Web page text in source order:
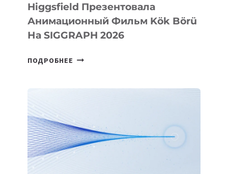
Higgsfield Презентовала
Анимационный Фильм Kök Börü
На SIGGRAPH 2026
ПОДРОБНЕЕ HIGGSFIELD
НА
SIGGRAPH